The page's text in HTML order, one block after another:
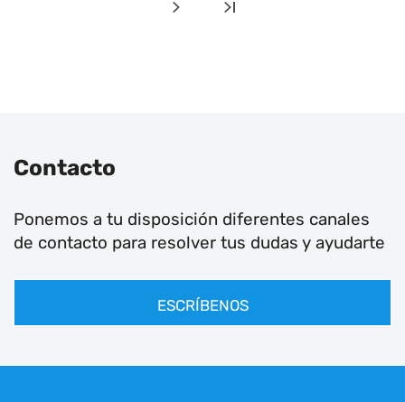
Contacto
Ponemos a tu disposición diferentes canales
de contacto para resolver tus dudas y ayudarte
ESCRÍBENOS